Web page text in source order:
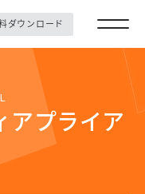
アプライア
ダウンロード